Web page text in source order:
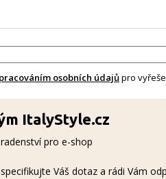
osobních údajůpro
ItalyStyle.cz
pro e-shop
Váš dotaz a rádi Vám